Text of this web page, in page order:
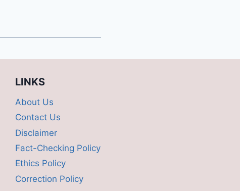
LINKS
About Us
Contact Us
Disclaimer
Fact-Checking Policy
Ethics Policy
Correction Policy